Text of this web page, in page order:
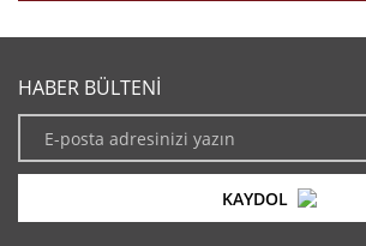
HABER BÜLTENİ
KAYDOL